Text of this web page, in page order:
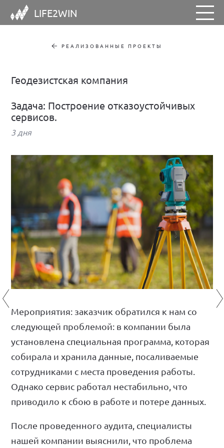
LIFE2WIN
РЕАЛИЗОВАННЫЕ ПРОЕКТЫ
Геодезистская компания
Задача: Построение отказоустойчивых
сервисов.
3 дня
Мероприятия: заказчик обратился к нам со
следующей проблемой: в компании была
установлена специальная программа, которая
собирала и хранила данные, посаливаемые
сотрудниками с места проведения работы.
Однако сервис работал нестабильно, что
приводило к сбою в работе и потере данных.
После проведенного аудита, специалисты
нашей компании выяснили, что проблема
НАШИ РЕШЕНИЯ
РЕАЛИЗОВАННЫЕ ПРОЕКТЫ
ПАРТНЕРЫ
КОМАНДА
НОВОСТИ
КОНТАКТЫ